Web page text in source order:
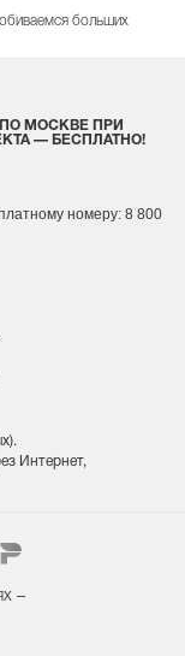
больших
).
Интернет,
МОСКВЕ ПРИ
— БЕСПЛАТНО!
номеру: 8 800
–